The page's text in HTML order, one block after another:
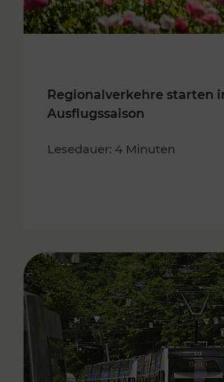
Regionalverkehre starten
Ausflugssaison
Lesedauer: 4 Minuten